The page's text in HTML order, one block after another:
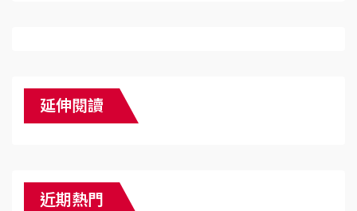
延伸閱讀
近期熱門